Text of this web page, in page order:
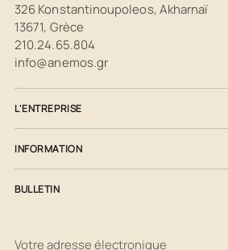
326 Konstantinoupoleos, Akharnaï
13671, Grèce
210.24.65.804
info@anemos.gr
L'ENTREPRISE
INFORMATION
BULLETIN